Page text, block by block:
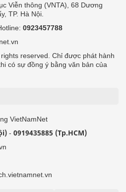
Viễn thông (VNTA), 68 Dương
TP. Hà Nội.
0923457788
reserved. Chỉ được phát hành
có sự đồng ý bằng văn bản của
VietNamNet
- 0919435885 (Tp.HCM)